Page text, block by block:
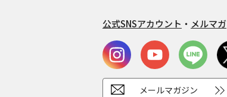
公式SNSアカウント ・ メルマガ
メールマガジン